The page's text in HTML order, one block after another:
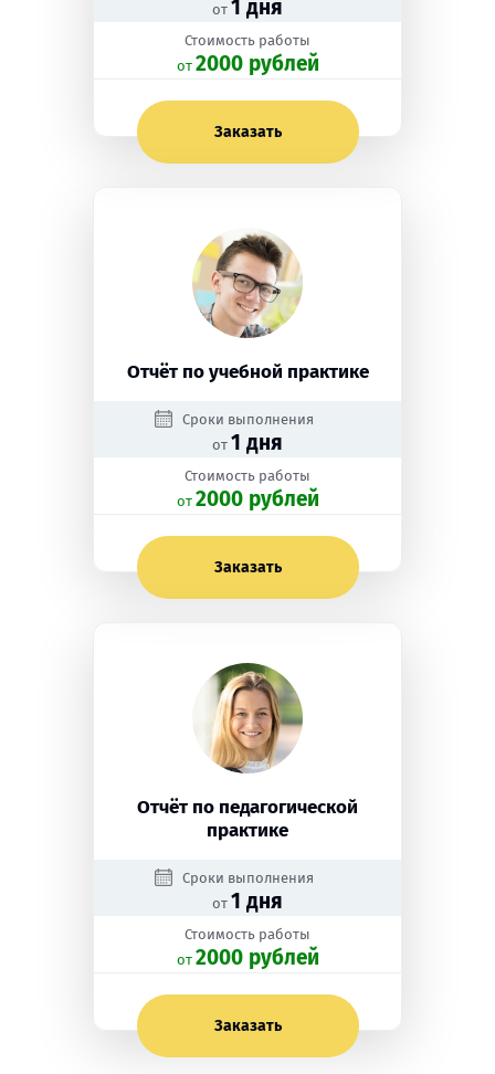
от 1 дня
Стоимость работы
oт 2000 рублей
Заказать
Отчёт по учебной практике
Сроки выполнения
от 1 дня
Стоимость работы
oт 2000 рублей
Заказать
Отчёт по педагогической
практике
Сроки выполнения
от 1 дня
Стоимость работы
oт 2000 рублей
Заказать